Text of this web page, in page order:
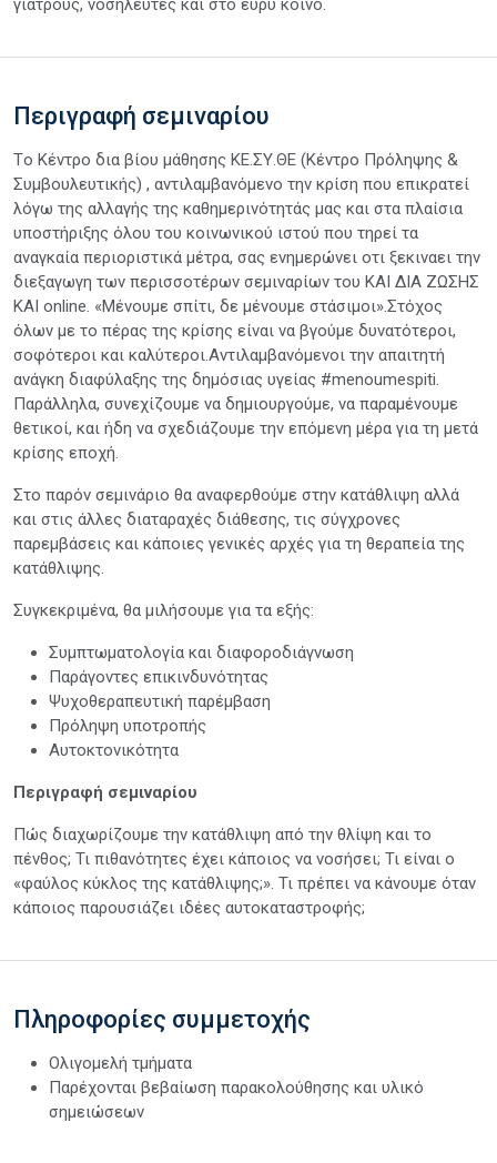
γιατρούς, νοσηλευτές και στο ευρύ κοινό.
Περιγραφή σεμιναρίου
Tο Κέντρο δια βίου μάθησης ΚΕ.ΣΥ.ΘΕ (Κέντρο Πρόληψης &
Συμβουλευτικής) , αντιλαμβανόμενο την κρίση που επικρατεί
λόγω της αλλαγής της καθημερινότητάς μας και στα πλαίσια
υποστήριξης όλου του κοινωνικού ιστού που τηρεί τα
αναγκαία περιοριστικά μέτρα, σας ενημερώνει οτι ξεκιναει την
διεξαγωγη των περισσοτέρων σεμιναρίων του ΚΑΙ ΔΙΑ ΖΩΣΗΣ
ΚΑΙ online. «Μένουμε σπίτι, δε μένουμε στάσιμοι».Στόχος
όλων με το πέρας της κρίσης είναι να βγούμε δυνατότεροι,
σοφότεροι και καλύτεροι.Αντιλαμβανόμενοι την απαιτητή
ανάγκη διαφύλαξης της δημόσιας υγείας #menoumespiti.
Παράλληλα, συνεχίζουμε να δημιουργούμε, να παραμένουμε
θετικοί, και ήδη να σχεδιάζουμε την επόμενη μέρα για τη μετά
κρίσης εποχή.
Στο παρόν σεμινάριο θα αναφερθούμε στην κατάθλιψη αλλά
και στις άλλες διαταραχές διάθεσης, τις σύγχρονες
παρεμβάσεις και κάποιες γενικές αρχές για τη θεραπεία της
κατάθλιψης.
Συγκεκριμένα, θα μιλήσουμε για τα εξής:
Συμπτωματολογία και διαφοροδιάγνωση
Παράγοντες επικινδυνότητας
Ψυχοθεραπευτική παρέμβαση
Πρόληψη υποτροπής
Αυτοκτονικότητα
Περιγραφή σεμιναρίου
Πώς διαχωρίζουμε την κατάθλιψη από την θλίψη και το
πένθος; Τι πιθανότητες έχει κάποιος να νοσήσει; Τι είναι ο
«φαύλος κύκλος της κατάθλιψης;». Τι πρέπει να κάνουμε όταν
κάποιος παρουσιάζει ιδέες αυτοκαταστροφής;
Πληροφορίες συμμετοχής
Ολιγομελή τμήματα
Παρέχονται βεβαίωση παρακολούθησης και υλικό
σημειώσεων